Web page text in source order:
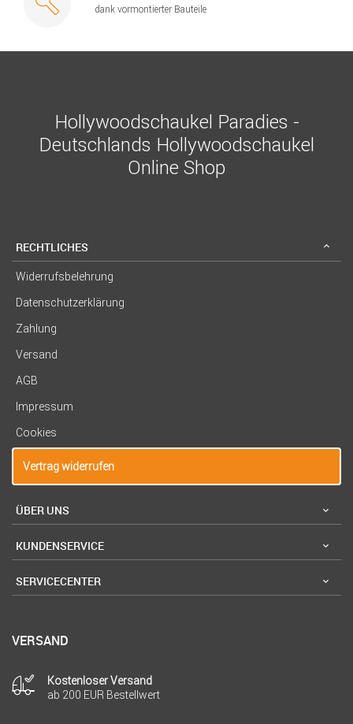
dank vormontierter Bauteile
Hollywoodschaukel Paradies -
Deutschlands Hollywoodschaukel
Online Shop
RECHTLICHES
Widerrufsbelehrung
Datenschutzerklärung
Zahlung
Versand
AGB
Impressum
Cookies
Vertrag widerrufen
ÜBER UNS
KUNDENSERVICE
SERVICECENTER
VERSAND
Kostenloser Versand
ab 200 EUR Bestellwert